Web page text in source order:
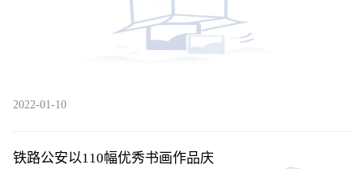
2022-01-10
铁路公安以110幅优秀书画作品庆